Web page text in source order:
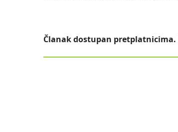
Članak dostupan pretplatnicima.